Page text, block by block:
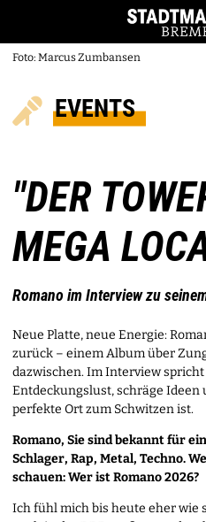
Foto: Marcus Zumbansen
EVENTS
"DER
MEGA
Romano im Interview zu
Neue Platte, neue Energie:
zurück – einem Album über
dazwischen. Im Interview
Entdeckungslust, schräge
perfekte Ort zum Schwitzen ist.
Romano, Sie sind bekannt für
Schlager, Rap, Metal, Techno.
schauen: Wer ist Romano 2026?
Ich fühl mich bis heute eher wie